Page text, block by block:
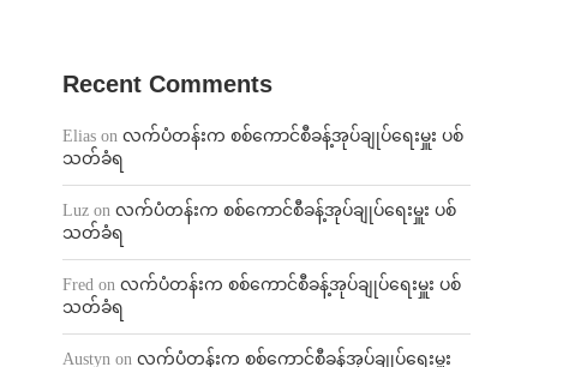
Recent Comments
Elias on လက်ပံတန်းက စစ်ကောင်စီခန့်အုပ်ချုပ်ရေးမှူး ပစ်
သတ်ခံရ
Luz on လက်ပံတန်းက စစ်ကောင်စီခန့်အုပ်ချုပ်ရေးမှူး ပစ်
သတ်ခံရ
Fred on လက်ပံတန်းက စစ်ကောင်စီခန့်အုပ်ချုပ်ရေးမှူး ပစ်
သတ်ခံရ
Austyn on လက်ပံတန်းက စစ်ကောင်စီခန့်အုပ်ချုပ်ရေးမှူး